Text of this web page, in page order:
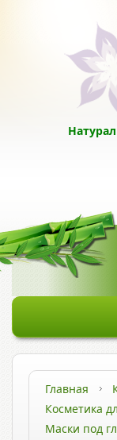
Главная
Косметика
Маски под